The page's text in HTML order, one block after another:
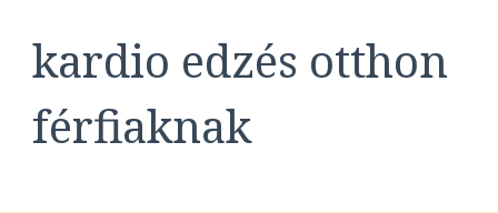
kardio edzés otthon
férfiaknak